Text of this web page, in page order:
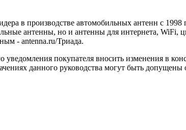
в производстве автомобильных антенн с 1998
антенны, но и антенны для интернета, WiFi,
- antenna.ru/Триада.
уведомления покупателя вносить изменения в
данного руководства могут быть допущены